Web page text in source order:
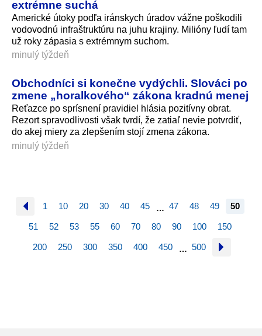
extrémne suchá
Americké útoky podľa iránskych úradov vážne poškodili
vodovodnú infraštruktúru na juhu krajiny. Milióny ľudí tam
už roky zápasia s extrémnym suchom.
minulý týždeň
Obchodníci si konečne vydýchli. Slováci po
zmene „horalkového“ zákona kradnú menej
Reťazce po sprísnení pravidiel hlásia pozitívny obrat.
Rezort spravodlivosti však tvrdí, že zatiaľ nevie potvrdiť,
do akej miery za zlepšením stojí zmena zákona.
minulý týždeň
1 10 20 30 40 45 … 47 48 49 50
51 52 53 55 60 70 80 90 100 150
200 250 300 350 400 450 … 500